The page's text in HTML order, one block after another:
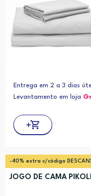
Entrega em 2 a 3 dias
Levantamento em loja
-40% extra c/código
JOGO DE CAMA